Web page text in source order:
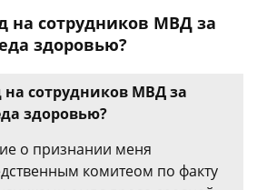
на сотрудников МВД за
здоровью?
на сотрудников МВД за
здоровью?
о признании меня
комитеом по факту